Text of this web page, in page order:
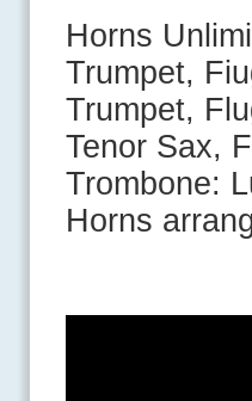
Horns
Trumpet,
Trumpet,
Tenor Sax,
Trombone:
Horns